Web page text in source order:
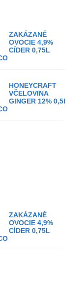
ZAKÁZANÉ
OVOCIE 4,9%
CÍDER 0,75L
HONEYCRAFT
VČELOVINA
GINGER 12% 0,5l
ZAKÁZANÉ
OVOCIE 4,9%
CÍDER 0,75L